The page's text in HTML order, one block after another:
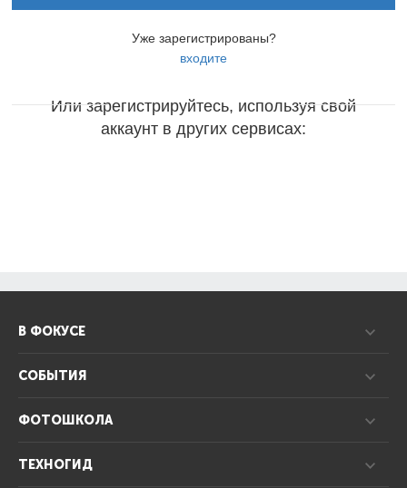
Уже зарегистрированы?
входите
Или зарегистрируйтесь, используя свой
аккаунт в других сервисах:
В ФОКУСЕ
СОБЫТИЯ
ФОТОШКОЛА
ТЕХНОГИД